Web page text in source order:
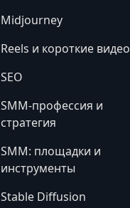
Midjourney
Reels и короткие видео
SEO
SMM-профессия и
стратегия
SMM: площадки и
инструменты
Stable Diffusion